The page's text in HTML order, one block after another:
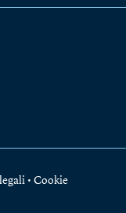
• Cookie